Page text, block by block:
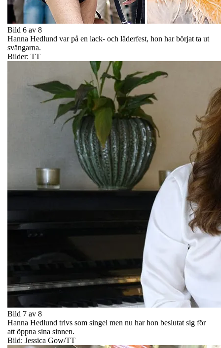
Bild 6 av 8
Hanna Hedlund var på en lack- och läderfest, hon har börjat ta ut
svängarna.
Bilder: TT
Bild 7 av 8
Hanna Hedlund trivs som singel men nu har hon beslutat sig för
att öppna sina sinnen.
Bild: Jessica Gow/TT